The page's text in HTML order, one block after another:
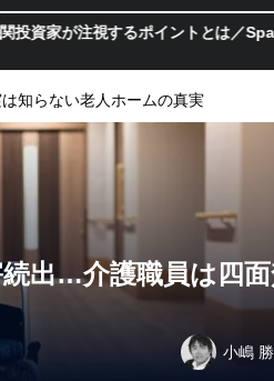
視するポイントとは／SpaceX上場
知らない老人ホームの真実
出…介護職員は四
小嶋 勝